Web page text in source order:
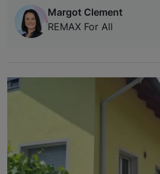
Margot Clement
REMAX For All